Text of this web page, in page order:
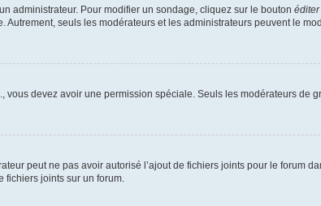
administrateur. Pour modifier un sondage, cliquez sur le bouton éditer
seuls les modérateurs et les administrateurs peuvent le
devez avoir une permission spéciale. Seuls les modérateurs de
peut ne pas avoir autorisé l’ajout de fichiers joints pour le forum
joints sur un forum.